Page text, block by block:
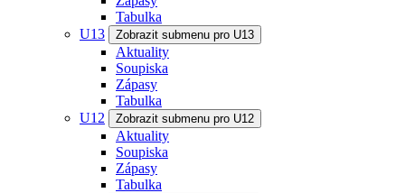
Tabulka
U13
Zobrazit submenu pro U13
Aktuality
Soupiska
Zápasy
Tabulka
U12
Zobrazit submenu pro U12
Aktuality
Soupiska
Zápasy
Tabulka